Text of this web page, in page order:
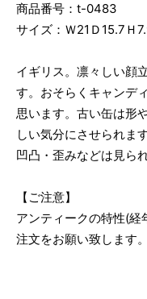
商品番号：t-0483
サイズ：Ｗ21Ｄ15.7Ｈ
イギリス。凛々しい顔
す。おそらくキャンデ
思います。古い缶は形
しい気分にさせられま
凹凸・歪みなどは見られ
【ご注意】
アンティークの特性(
注文をお願い致します。